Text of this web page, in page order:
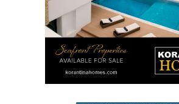
σχετικοποιήσουν, να αποσιωπήσουν
το μέγεθος αυτής της ιστορικής
Αυτό δεν είναι απλώς ιστορικό λάθος.
Είναι προσβολή προς τους νεκρούς.